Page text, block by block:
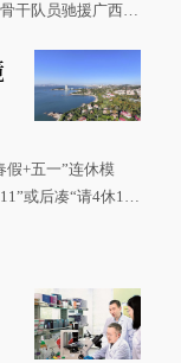
干队员驰援广西灾
假+五一”连休模
或后凑“请4休1